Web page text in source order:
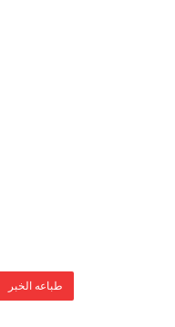
طباعه الخبر